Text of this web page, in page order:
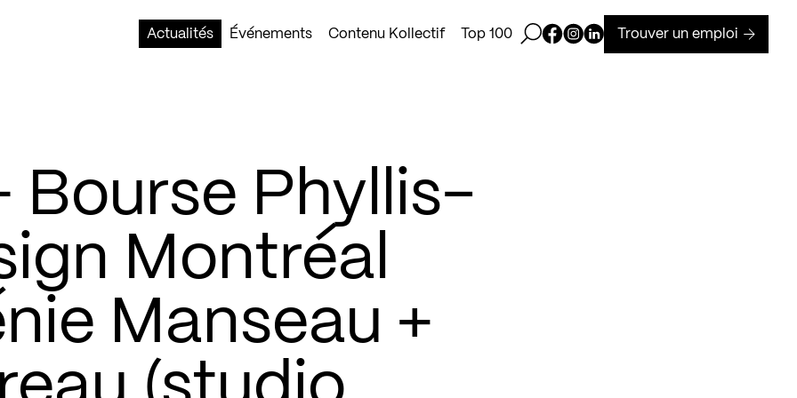
Actualités
Événements Contenu Kollectif Top 100 Ouvrir la barre de recherche
Page Facebook de Kollectif
Page Instagram de Kollectif
Page Linkedin de Kollectif
Trouver un emploi
Bourse Phyllis-
Montréal
Manseau +